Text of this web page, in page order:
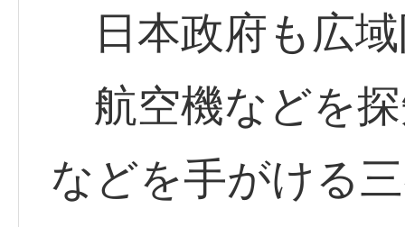
日本政府も広域
航空機などを
などを手がける